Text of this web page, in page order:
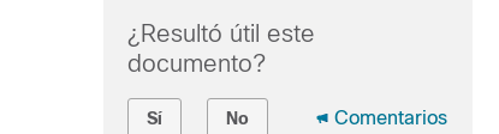
¿Resultó útil este
documento?
Sí No Comentarios